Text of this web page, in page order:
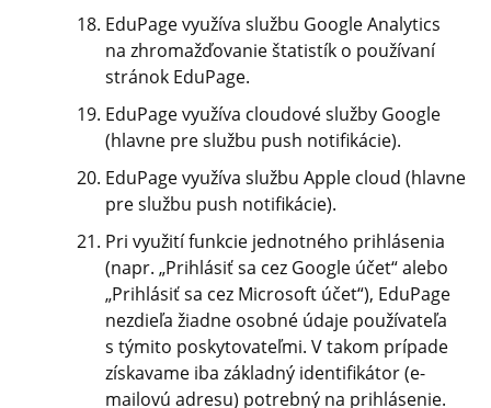
EduPage využíva službu Google Analytics
na zhromažďovanie štatistík o používaní
stránok EduPage.
EduPage využíva cloudové služby Google
(hlavne pre službu push notifikácie).
EduPage využíva službu Apple cloud (hlavne
pre službu push notifikácie).
Pri využití funkcie jednotného prihlásenia
(napr. „Prihlásiť sa cez Google účet“ alebo
„Prihlásiť sa cez Microsoft účet“), EduPage
nezdieľa žiadne osobné údaje používateľa
s týmito poskytovateľmi. V takom prípade
získavame iba základný identifikátor (e-
mailovú adresu) potrebný na prihlásenie.